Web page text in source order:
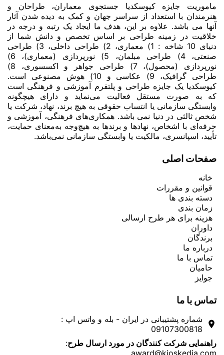
ماموریت جایزه کیوسکدیا جستجوی معماران، طراحان و
هنرمندان با استعداد از سراسر جهان و کمک به دیده شدن آثار
آنها می باشد. علاوه بر این، هدف ما ایجاد یک رتبه و درجه در
خلاقیت در زمینه طراحی بر اساس تخصص و دانش شما از
دنیای 10 شاخه : 1) معماری، 2) طراحی داخلی، 3) طراحی
صنعتی، 4) طراحی مبلمان، 5) نورپردازی (معماری)، 6)
نورپردازی (محصول)، 7) طراحی جواهر و اکسسوری، 8)
طراحی گرافیک، 9) عکاسی و 10) هوش مصنوعی است.
کیوسکدیا یک جایزه طراحی و پلتفرم آموزشی و فرهنگی است
که به صورت مستقل فعالیت می‌نماید و دارای هیچگونه
وابستگی سازمانی یا انتساب حقوقی به هیچ برند، نهاد، شرکت یا
شخص ثالثی در دنیا نمی باشد. همکاری‌های فرهنگی، آموزشی و
حرفه‌ای با اشخاص، نهادها و برندها به هیچ‌وجه به‌معنای حمایت،
تأیید، اسپانسری، مالکیت یا وابستگی سازمانی نمی‌باشد.
صفحات اصلی
خانه
قوانین و مقررات
دسته بندی ها
زمان بندی
هزینه برای هر طرح ارسالی
داوران
برندگان
درباره ما
تماس با ما
حامیان
جوایز
تماس با ما
room
شماره پشتیبانی در ایران - بله و واتس اپ :
09107300818
راهنمایی شرکت کنندگان در مورد ارسال طرح:
award@kioskedia.com